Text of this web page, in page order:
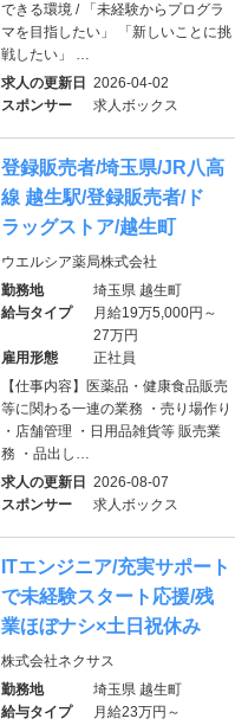
できる環境 / 「未経験からプログラ
マを目指したい」 「新しいことに挑
戦したい」 …
求人の更新日
2026-04-02
スポンサー
求人ボックス
登録販売者/埼玉県/JR八高
線 越生駅/登録販売者/ド
ラッグストア/越生町
ウエルシア薬局株式会社
勤務地
埼玉県 越生町
給与タイプ
月給19万5,000円～
27万円
雇用形態
正社員
【仕事内容】医薬品・健康食品販売
等に関わる一連の業務 ・売り場作り
・店舗管理 ・日用品雑貨等 販売業
務 ・品出し…
求人の更新日
2026-08-07
スポンサー
求人ボックス
ITエンジニア/充実サポート
で未経験スタート応援/残
業ほぼナシ×土日祝休み
株式会社ネクサス
勤務地
埼玉県 越生町
給与タイプ
月給23万円～